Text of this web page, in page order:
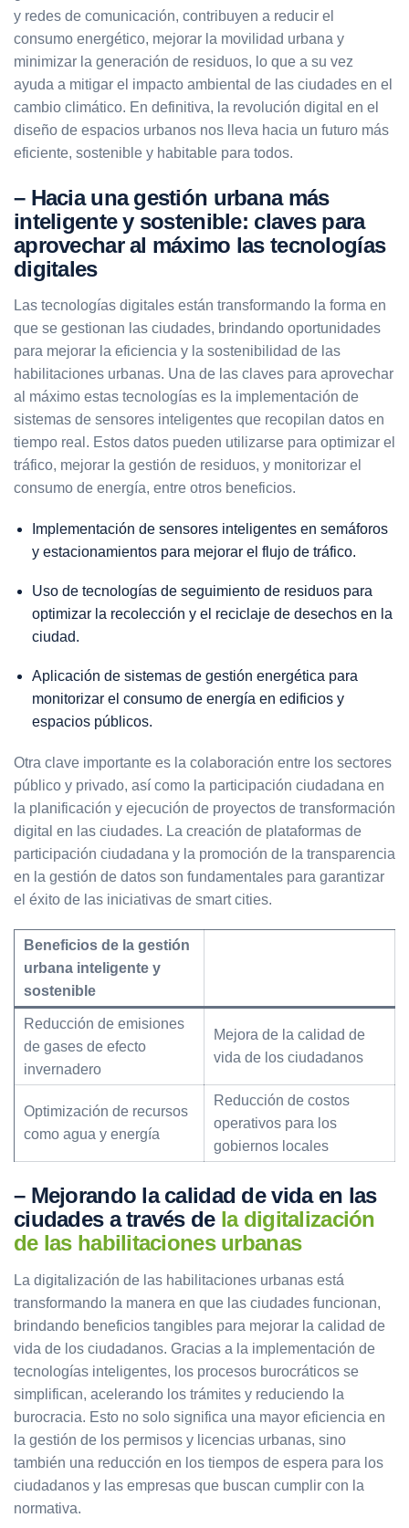
y redes de comunicación, contribuyen a reducir el
consumo energético, mejorar la movilidad urbana y
minimizar la generación de residuos, lo que a su vez
ayuda a mitigar el impacto ambiental de las ciudades en el
cambio climático. En definitiva, la revolución digital en el
diseño de espacios urbanos nos lleva hacia un futuro más
eficiente, sostenible y habitable para todos.
– Hacia una gestión urbana más
inteligente y sostenible: claves para
aprovechar al máximo las tecnologías
digitales
Las tecnologías digitales están transformando la forma en
que se gestionan las ciudades, brindando oportunidades
para mejorar la eficiencia y la sostenibilidad de las
habilitaciones urbanas. Una de las claves para aprovechar
al máximo estas tecnologías es la implementación de
sistemas de sensores inteligentes que recopilan datos en
tiempo real. Estos datos pueden utilizarse para optimizar el
tráfico, mejorar la gestión de residuos, y monitorizar el
consumo de energía, entre otros beneficios.
Implementación de sensores inteligentes en semáforos
y estacionamientos para mejorar el flujo de tráfico.
Uso de tecnologías de seguimiento de residuos para
optimizar la recolección y el reciclaje de desechos en la
ciudad.
Aplicación de sistemas de gestión energética para
monitorizar el consumo de energía en edificios y
espacios públicos.
Otra clave importante es la colaboración entre los sectores
público y privado, así como la participación ciudadana en
la planificación y ejecución de proyectos de transformación
digital en las ciudades. La creación de plataformas de
participación ciudadana y la promoción de la transparencia
en la gestión de datos son fundamentales para garantizar
el éxito de las iniciativas de smart cities.
Beneficios de la gestión
urbana inteligente y
sostenible
Reducción de emisiones
de gases de efecto
invernadero
Mejora de la calidad de
vida de los ciudadanos
Optimización de recursos
como agua y energía
Reducción de costos
operativos para los
gobiernos locales
– Mejorando la calidad de vida en las
ciudades a través de la digitalización
de las habilitaciones urbanas
La digitalización de las habilitaciones urbanas está
transformando la manera en que las ciudades funcionan,
brindando beneficios tangibles para mejorar la calidad de
vida de los ciudadanos. Gracias a la implementación de
tecnologías inteligentes, los procesos burocráticos se
simplifican, acelerando los trámites y reduciendo la
burocracia. Esto no solo significa una mayor eficiencia en
la gestión de los permisos y licencias urbanas, sino
también una reducción en los tiempos de espera para los
ciudadanos y las empresas que buscan cumplir con la
normativa.